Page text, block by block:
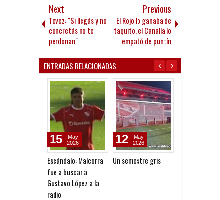
Next
Tevez: "Si llegás y no
concretás no te
perdonan"
Previous
El Rojo lo ganaba de
taquito, el Canalla lo
empató de puntín
ENTRADAS RELACIONADAS
Escándalo: Malcorra
fue a buscar a
Gustavo López a la
radio
15
May
2026
Un semestre gris
12
May
2026